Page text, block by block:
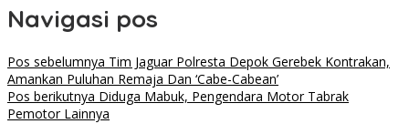
Navigasi pos
Pos sebelumnya Tim Jaguar Polresta Depok Gerebek Kontrakan,
Amankan Puluhan Remaja Dan ‘Cabe-Cabean’
Pos berikutnya Diduga Mabuk, Pengendara Motor Tabrak
Pemotor Lainnya